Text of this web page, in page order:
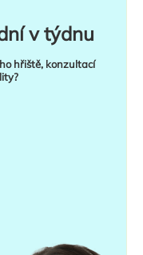
v týdnu
hřiště, konzultací